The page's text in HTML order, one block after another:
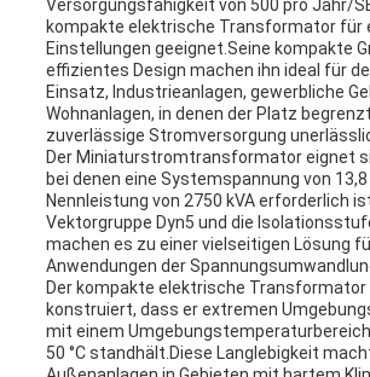
Versorgungsfähigkeit von 500 pro Jahr/
kompakte elektrische Transformator für
Einstellungen geeignet.Seine kompakte
effizientes Design machen ihn ideal für
Einsatz, Industrieanlagen, gewerbliche
Wohnanlagen, in denen der Platz
zuverlässige Stromversorgung
Der Miniaturstromtransformator eignet
bei denen eine Systemspannung von
Nennleistung von 2750 kVA erforderlich
Vektorgruppe Dyn5 und die
machen es zu einer vielseitigen Lösung
Anwendungen der
Der kompakte elektrische Transformator
konstruiert, dass er extremen
mit einem Umgebungstemperaturbereich
50 °C standhält.Diese Langlebigkeit